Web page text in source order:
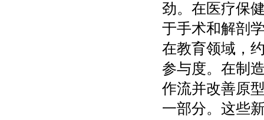
劲。在医疗保
于手术和解剖
在教育领域，
参与度。在制
作流并改善原
一部分。这些